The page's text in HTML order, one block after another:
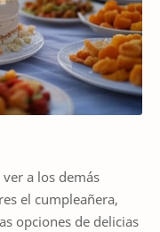
a los demás
el cumpleañera,
opciones de delicias